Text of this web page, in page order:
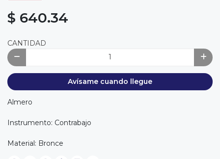
$ 640.34
CANTIDAD
Avísame cuando llegue
Almero
Instrumento: Contrabajo
Material: Bronce